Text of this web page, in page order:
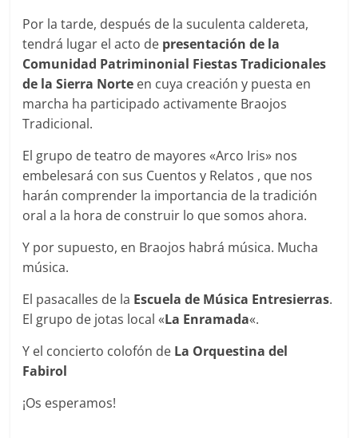
Por la tarde, después de la suculenta caldereta,
tendrá lugar el acto de presentación de la
Comunidad Patriminonial Fiestas Tradicionales
de la Sierra Norte en cuya creación y puesta en
marcha ha participado activamente Braojos
Tradicional.
El grupo de teatro de mayores «Arco Iris» nos
embelesará con sus Cuentos y Relatos , que nos
harán comprender la importancia de la tradición
oral a la hora de construir lo que somos ahora.
Y por supuesto, en Braojos habrá música. Mucha
música.
El pasacalles de la Escuela de Música Entresierras.
El grupo de jotas local «La Enramada«.
Y el concierto colofón de La Orquestina del
Fabirol
¡Os esperamos!